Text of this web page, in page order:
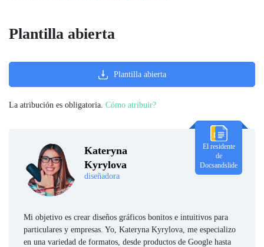
Kateryna
Kyrylova
diseñadora
El residente
de
Docsandslide
Mi objetivo es crear diseños gráficos bonitos e intuitivos para
particulares y empresas. Yo, Kateryna Kyrylova, me especializo
en una variedad de formatos, desde productos de Google hasta
Plantilla abierta
Plantilla abierta
La atribución es obligatoria. Cómo atribuir?